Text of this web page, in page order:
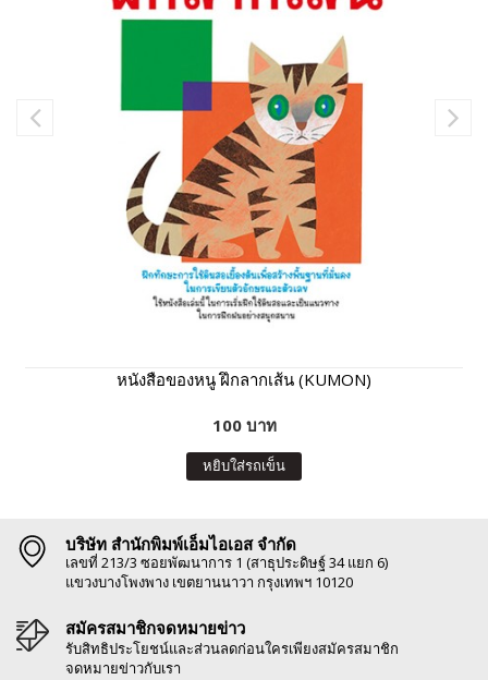
หนังสือของหนู ฝึกลากเส้น (KUMON)
100 บาท
หยิบใส่รถเข็น
บริษัท สำนักพิมพ์เอ็มไอเอส จำกัด
เลขที่ 213/3 ซอยพัฒนาการ 1 (สาธุประดิษฐ์ 34 แยก 6)
แขวงบางโพงพาง เขตยานนาวา กรุงเทพฯ 10120
สมัครสมาชิกจดหมายข่าว
รับสิทธิประโยชน์และส่วนลดก่อนใครเพียงสมัครสมาชิก
จดหมายข่าวกับเรา